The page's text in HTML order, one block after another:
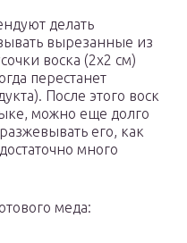
делать
вырезанные из
воска (2х2 см)
перестанет
После этого воск
можно еще долго
его, как
много
меда: